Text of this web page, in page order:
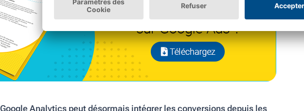
Google Analytics peut désormais intégrer les conversions depuis les